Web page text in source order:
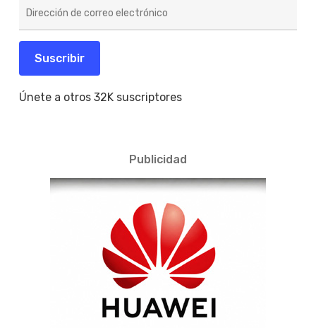
de
electrónico
Suscribir
Únete a otros 32K suscriptores
Publicidad